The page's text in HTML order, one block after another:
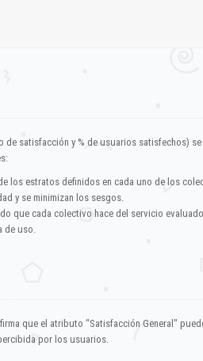
satisfacción y % de usuarios satisfechos) se
los estratos definidos en cada uno de los
y se minimizan los sesgos.
que cada colectivo hace del servicio
de uso.
que el atributo "Satisfacción General"
por los usuarios.